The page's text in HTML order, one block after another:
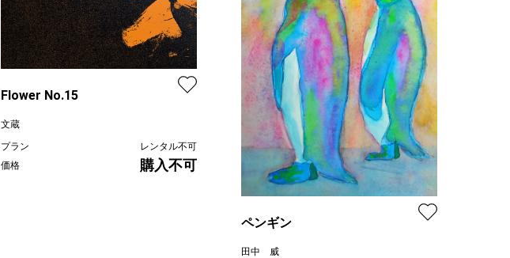
Flower No.15
文蔵
プラン
レンタル不可
価格
購入不可
ペンギン
田中 威